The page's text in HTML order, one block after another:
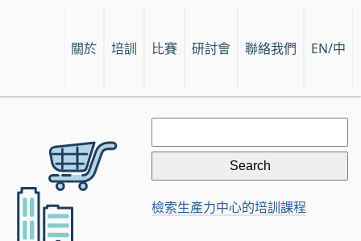
關於 培訓 比賽 研討會 聯絡我們 EN/中
for:
檢索生產力中心的培訓課程